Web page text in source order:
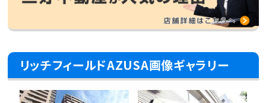
リッチフィールドAZUSA画像ギャラリー